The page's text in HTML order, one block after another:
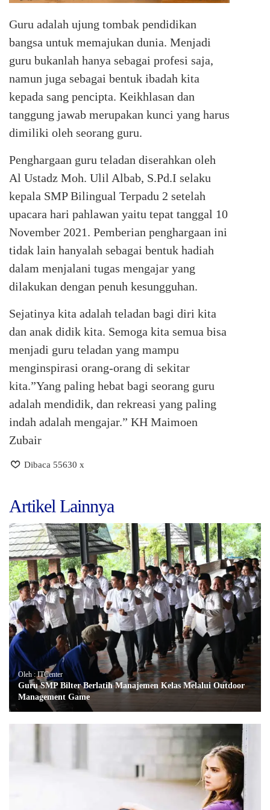
Guru adalah ujung tombak pendidikan
bangsa untuk memajukan dunia. Menjadi
guru bukanlah hanya sebagai profesi saja,
namun juga sebagai bentuk ibadah kita
kepada sang pencipta. Keikhlasan dan
tanggung jawab merupakan kunci yang harus
dimiliki oleh seorang guru.
Penghargaan guru teladan diserahkan oleh
Al Ustadz Moh. Ulil Albab, S.Pd.I selaku
kepala SMP Bilingual Terpadu 2 setelah
upacara hari pahlawan yaitu tepat tanggal 10
November 2021. Pemberian penghargaan ini
tidak lain hanyalah sebagai bentuk hadiah
dalam menjalani tugas mengajar yang
dilakukan dengan penuh kesungguhan.
Sejatinya kita adalah teladan bagi diri kita
dan anak didik kita. Semoga kita semua bisa
menjadi guru teladan yang mampu
menginspirasi orang-orang di sekitar
kita.”Yang paling hebat bagi seorang guru
adalah mendidik, dan rekreasi yang paling
indah adalah mengajar.” KH Maimoen
Zubair
Dibaca 55630 x
Artikel Lainnya
Oleh : ITCenter
Guru SMP Bilter Berlatih Manajemen Kelas Melalui Outdoor
Management Game